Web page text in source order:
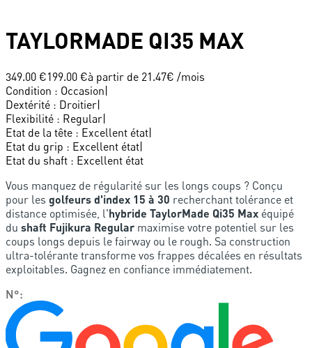
TAYLORMADE QI35 MAX
349.00 €199.00 €à partir de 21.47€ /mois
Condition : Occasion|
Dextérité : Droitier|
Flexibilité : Regular|
Etat de la tête : Excellent état|
Etat du grip : Excellent état|
Etat du shaft : Excellent état
Vous manquez de régularité sur les longs coups ? Conçu
pour les golfeurs d'index 15 à 30 recherchant tolérance et
distance optimisée, l'hybride TaylorMade Qi35 Max équipé
du shaft Fujikura Regular maximise votre potentiel sur les
coups longs depuis le fairway ou le rough. Sa construction
ultra-tolérante transforme vos frappes décalées en résultats
exploitables. Gagnez en confiance immédiatement.
N°: